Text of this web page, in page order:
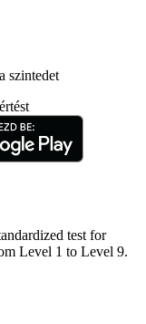
szintedet
test for
Level 1 to Level 9.